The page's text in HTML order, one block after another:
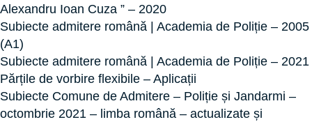
Alexandru Ioan Cuza ” – 2020
Subiecte admitere română | Academia de Poliție – 2005
(A1)
Subiecte admitere română | Academia de Poliție – 2021
Părțile de vorbire flexibile – Aplicații
Subiecte Comune de Admitere – Poliție și Jandarmi –
octombrie 2021 – limba română – actualizate și